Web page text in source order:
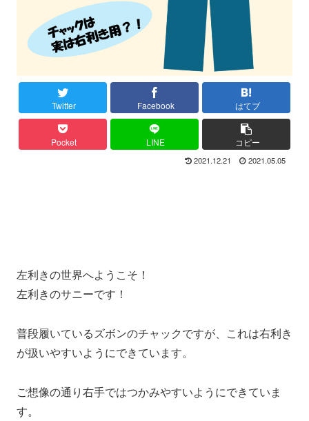
Twitter Facebook はてブ
Pocket LINE コピー
2021.12.21 2021.05.05
左利きの世界へようこそ！
左利きのサニーです！
普段履いているズボンのチャックですが、これは右利き
が扱いやすいようにできています。
ご想像の通り右手ではつかみやすいようにできていま
す。